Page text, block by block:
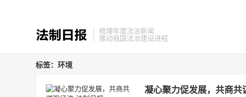
梳理年度法治新闻
推动我国法治建设进程
标签：环境
凝心聚力促发展，共商共